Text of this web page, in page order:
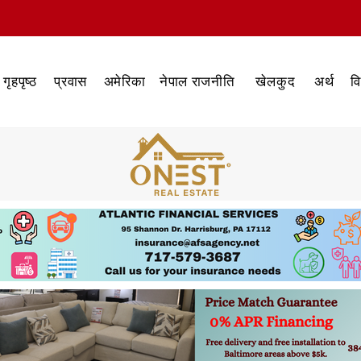
गृहपृष्ठ प्रवास अमेरिका नेपाल राजनीति खेलकुद अर्थ